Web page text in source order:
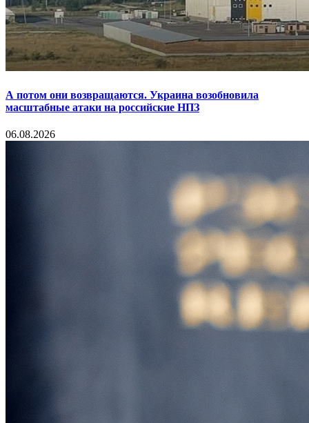
А потом они возвращаются. Украина возобновила
масштабные атаки на российские НПЗ
06.08.2026